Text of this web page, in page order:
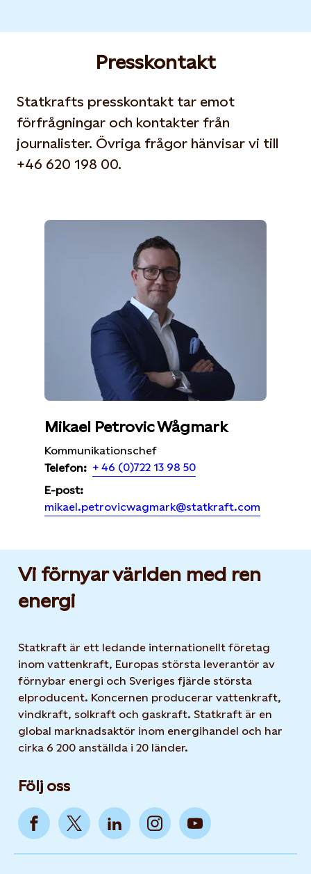
Presskontakt
Statkrafts presskontakt tar emot
förfrågningar och kontakter från
journalister. Övriga frågor hänvisar vi till
+46 620 198 00.
Mikael Petrovic Wågmark
Kommunikationschef
Telefon: + 46 (0)722 13 98 50
E-post:
mikael.petrovicwagmark@statkraft.com
Vi förnyar världen med ren
energi
Statkraft är ett ledande internationellt företag
inom vattenkraft, Europas största leverantör av
förnybar energi och Sveriges fjärde största
elproducent. Koncernen producerar vattenkraft,
vindkraft, solkraft och gaskraft. Statkraft är en
global marknadsaktör inom energihandel och har
cirka 6 200 anställda i 20 länder.
Följ oss